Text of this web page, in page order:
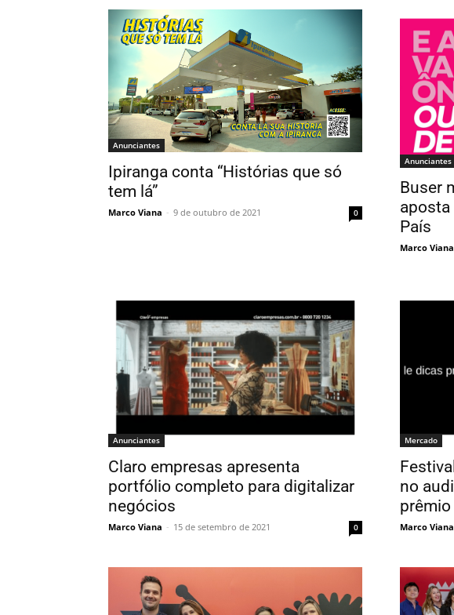
Anunciantes
Ipiranga conta “Histórias que só
tem lá”
Marco Viana - 9 de outubro de 2021 0
Anunciantes
Buser
País
Marco Viana
Anunciantes
Claro empresas apresenta
portfólio completo para digitalizar
negócios
Marco Viana - 15 de setembro de 2021 0
Mercado
no
prêmio
Marco Viana